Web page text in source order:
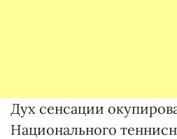
Дух сенсации
Национального